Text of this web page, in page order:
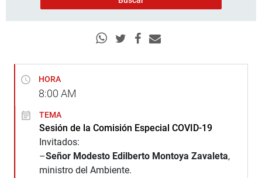
HORA
8:00 AM
TEMA
Sesión de la Comisión Especial COVID-19
Invitados:
–Señor Modesto Edilberto Montoya Zavaleta,
ministro del Ambiente.